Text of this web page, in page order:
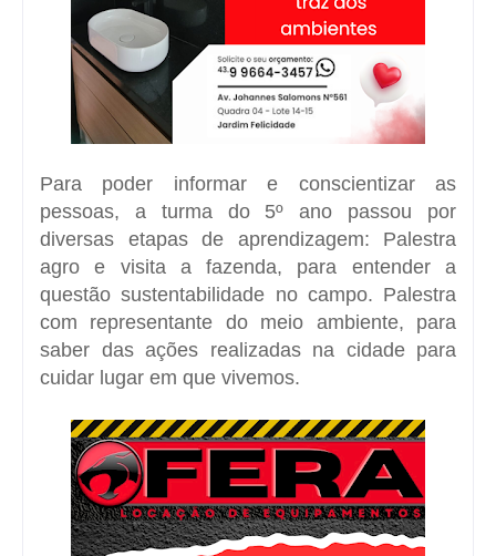
Para poder informar e conscientizar as
pessoas, a turma do 5º ano passou por
diversas etapas de aprendizagem: Palestra
agro e visita a fazenda, para entender a
questão sustentabilidade no campo. Palestra
com representante do meio ambiente, para
saber das ações realizadas na cidade para
cuidar lugar em que vivemos.